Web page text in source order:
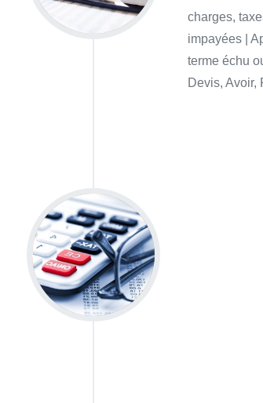
charges,
impayées |
terme échu
Devis, Avoir,